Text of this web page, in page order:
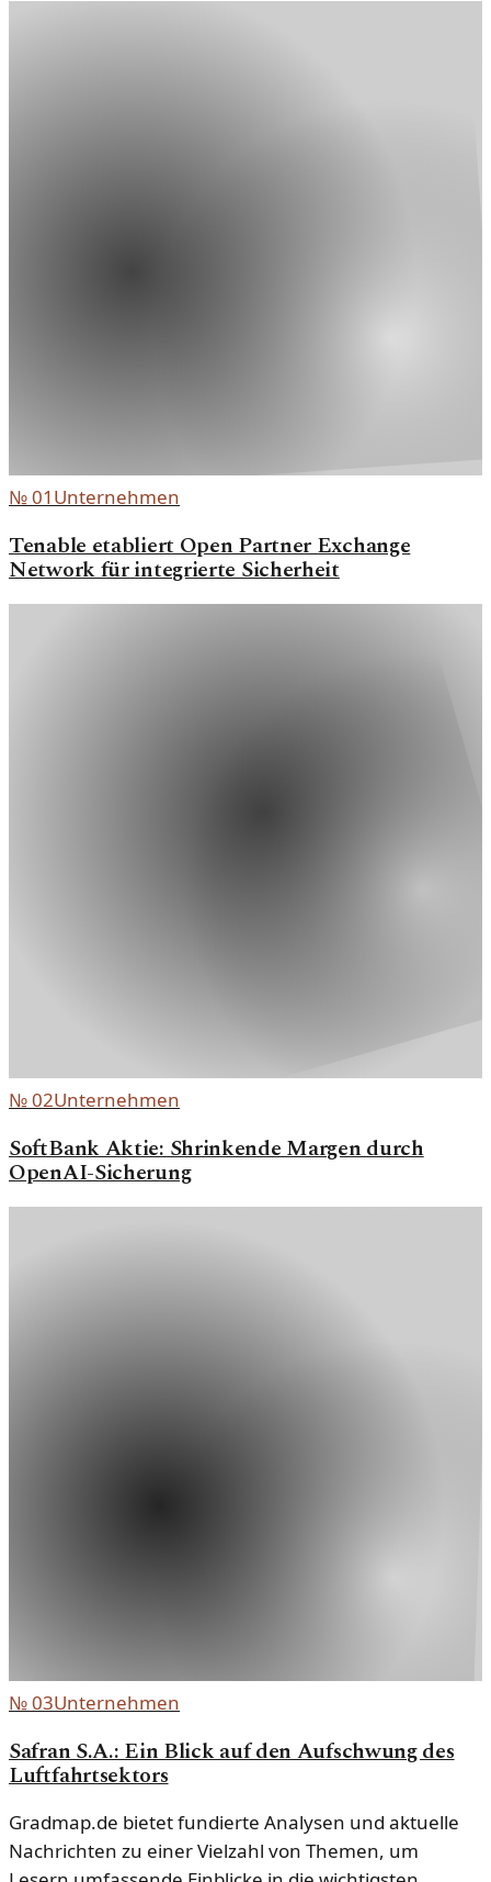
№01 Unternehmen
Tenable etabliert Open Partner Exchange
Network für integrierte Sicherheit
№02Unternehmen
SoftBank Aktie: Shrinkende Margen durch
OpenAI-Sicherung
№03Unternehmen
Safran S.A.: Ein Blick auf den Aufschwung des
Luftfahrtsektors
Gradmap.de bietet fundierte Analysen und aktuelle
Nachrichten zu einer Vielzahl von Themen, um